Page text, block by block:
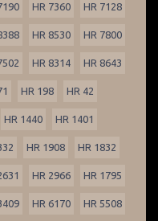
HR 7360 HR 7128
HR 8530 HR 7800
HR 8314 HR 8643
HR 198 HR 42
HR 1440 HR 1401
HR 1908 HR 1832
HR 2966 HR 1795
HR 6170 HR 5508